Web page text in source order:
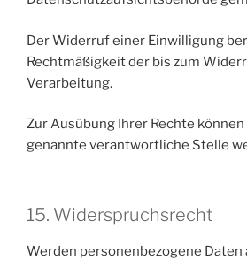
Der Widerruf einer Einwilligung
Rechtmäßigkeit der bis zum
Verarbeitung.
Zur Ausübung Ihrer Rechte können
genannte verantwortliche Stelle
15. Widerspruchsrecht
Werden personenbezogene Daten